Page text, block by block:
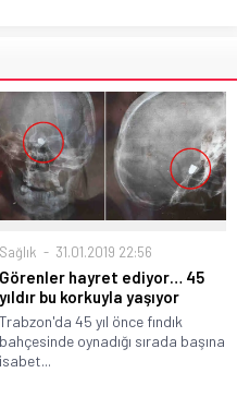
Sağlık 31.01.2019 22:56
Görenler hayret ediyor… 45
yıldır bu korkuyla yaşıyor
Trabzon'da 45 yıl önce fındık
bahçesinde oynadığı sırada başına
isabet...